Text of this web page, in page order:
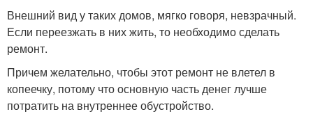
Внешний вид у таких домов, мягко говоря, невзрачный.
Если переезжать в них жить, то необходимо сделать
ремонт.
Причем желательно, чтобы этот ремонт не влетел в
копеечку, потому что основную часть денег лучше
потратить на внутреннее обустройство.